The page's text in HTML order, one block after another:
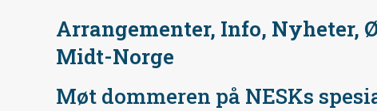
Arrangementer, Info, Nyheter,
Midt-Norge
Møt dommeren på NESKs